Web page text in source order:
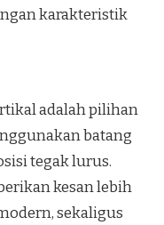
karakteristik
adalah pilihan
batang
tegak lurus.
kesan lebih
sekaligus